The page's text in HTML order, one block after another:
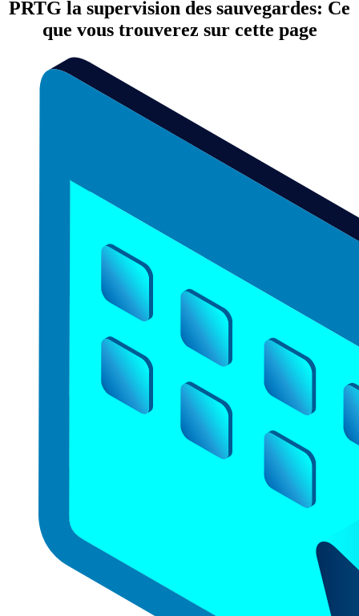
PRTG la supervision des sauvegardes: Ce
que vous trouverez sur cette page